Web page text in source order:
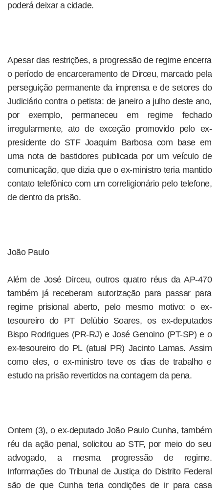
poderá deixar a cidade.
Apesar das restrições, a progressão de regime encerra
o período de encarceramento de Dirceu, marcado pela
perseguição permanente da imprensa e de setores do
Judiciário contra o petista: de janeiro a julho deste ano,
por exemplo, permaneceu em regime fechado
irregularmente, ato de exceção promovido pelo ex-
presidente do STF Joaquim Barbosa com base em
uma nota de bastidores publicada por um veículo de
comunicação, que dizia que o ex-ministro teria mantido
contato telefônico com um correligionário pelo telefone,
de dentro da prisão.
João Paulo
Além de José Dirceu, outros quatro réus da AP-470
também já receberam autorização para passar para
regime prisional aberto, pelo mesmo motivo: o ex-
tesoureiro do PT Delúbio Soares, os ex-deputados
Bispo Rodrigues (PR-RJ) e José Genoino (PT-SP) e o
ex-tesoureiro do PL (atual PR) Jacinto Lamas. Assim
como eles, o ex-ministro teve os dias de trabalho e
estudo na prisão revertidos na contagem da pena.
Ontem (3), o ex-deputado João Paulo Cunha, também
réu da ação penal, solicitou ao STF, por meio do seu
advogado, a mesma progressão de regime.
Informações do Tribunal de Justiça do Distrito Federal
são de que Cunha teria condições de ir para casa